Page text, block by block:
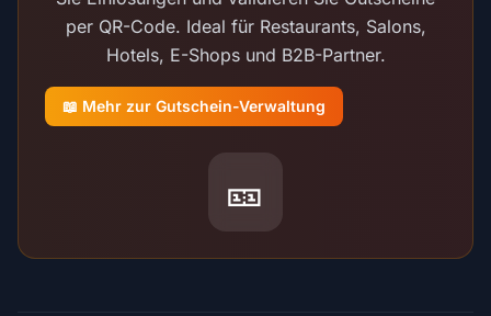
per QR-Code. Ideal für Restaurants, Salons,
Hotels, E-Shops und B2B-Partner.
📖 Mehr zur Gutschein-Verwaltung
🎫